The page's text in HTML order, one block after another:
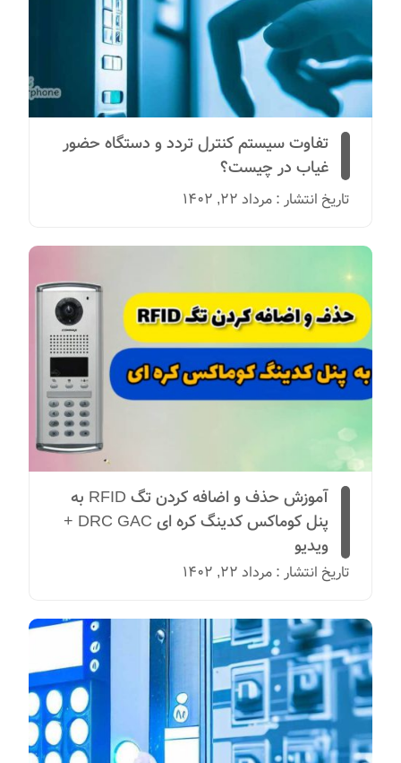
تفاوت سیستم کنترل تردد و دستگاه حضور
غیاب در چیست؟
تاریخ انتشار : مرداد 22, 1402
آموزش حذف و اضافه کردن تگ RFID به
پنل کوماکس کدینگ کره ای DRC GAC +
ویدیو
تاریخ انتشار : مرداد 22, 1402